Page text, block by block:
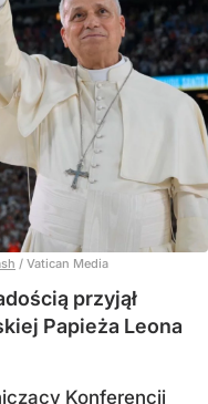
/ Vatican Media
przyjął
Papieża Leona
Konferencji